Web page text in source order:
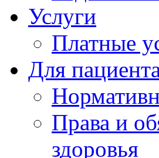
Услуги
Платные
Для
Права и
здоровья